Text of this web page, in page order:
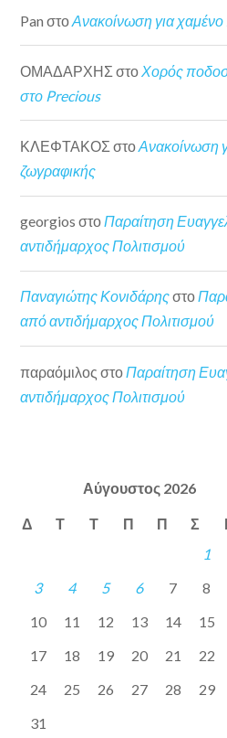
Pan στοΑνακοίνωση για
ΟΜΑΔΑΡΧΗΣ στοΧορός
στο Precious
ΚΛΕΦΤΑΚΟΣ στοΑνακοίνωση
ζωγραφικής
georgios στοΠαραίτηση
αντιδήμαρχος Πολιτισμού
Παναγιώτης Κονιδάρηςστο
από αντιδήμαρχος Πολιτισμού
παραόμιλος στο Παραίτηση
αντιδήμαρχος Πολιτισμού
Αύγουστος 2026
Δ Τ Τ Π Π Σ
1
3
4 5 6 7 8
10
11 12 13 14 15
17
18 19 20 21 22
24
25 26 27 28 29
31